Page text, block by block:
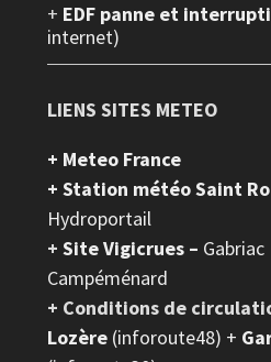
+ EDF panne et
internet)
LIENS SITES METEO
+ Meteo France
+ Station météo Saint
Hydroportail
+ Site Vigicrues –
Campéménard
+ Conditions de
Lozère (inforoute48) +